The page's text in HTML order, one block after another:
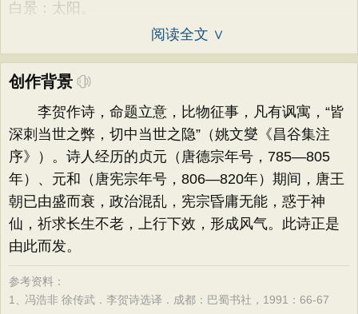
白景：太阳。
阅读全文 ∨
创作背景
李贺作诗，命题立意，比物征事，凡有讽寓，“皆
深刺当世之弊，切中当世之隐”（姚文燮《昌谷集注
序》）。诗人经历的贞元（唐德宗年号，785—805
年）、元和（唐宪宗年号，806—820年）期间，唐王
朝已由盛而衰，政治混乱，宪宗昏庸无能，惑于神
仙，祈求长生不老，上行下效，形成风气。此诗正是
由此而发。
参考资料：
1、冯浩非 徐传武．李贺诗选译．成都：巴蜀书社，1991：66-67